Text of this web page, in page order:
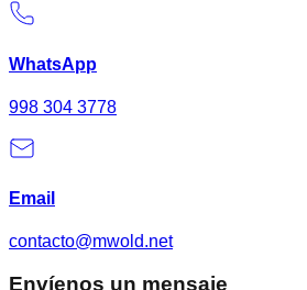
WhatsApp
998 304 3778
Email
contacto@mwold.net
Envíenos un mensaje